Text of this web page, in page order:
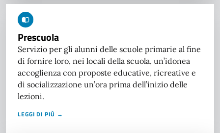
Prescuola
Servizio per gli alunni delle scuole primarie al fine
di fornire loro, nei locali della scuola, un’idonea
accoglienza con proposte educative, ricreative e
di socializzazione un’ora prima dell’inizio delle
lezioni.
LEGGI DI PIÙ →